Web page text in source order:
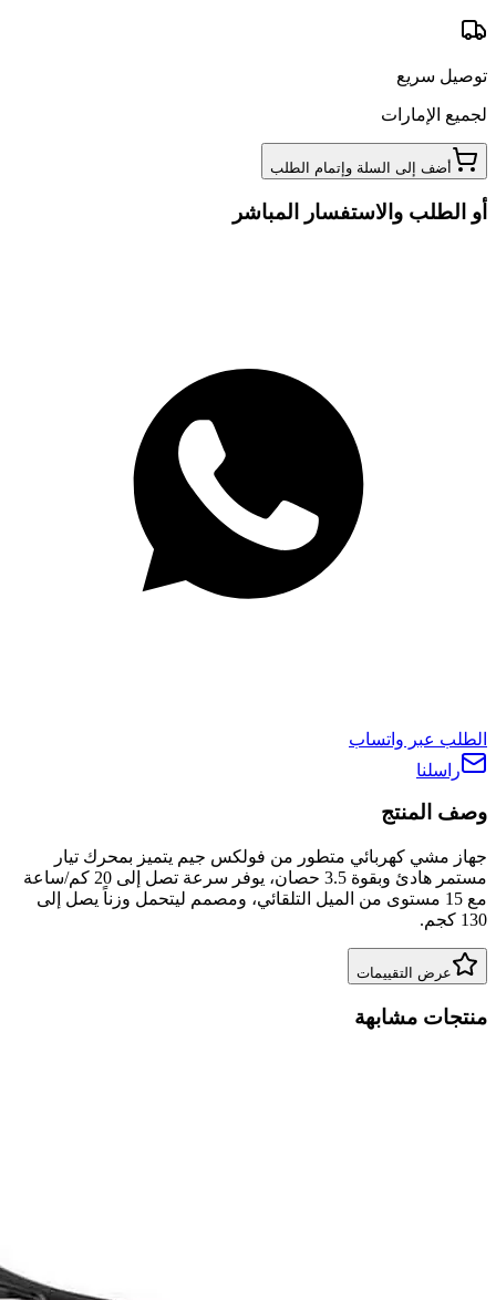
توصيل سريع
لجميع الإمارات
أضف إلى السلة وإتمام الطلب
أو الطلب والاستفسار المباشر
الطلب عبر واتساب
راسلنا
وصف المنتج
جهاز مشي كهربائي متطور من فولكس جيم يتميز بمحرك تيار
مستمر هادئ وبقوة 3.5 حصان، يوفر سرعة تصل إلى 20 كم/ساعة
مع 15 مستوى من الميل التلقائي، ومصمم ليتحمل وزناً يصل إلى
130 كجم.
عرض التقييمات
منتجات مشابهة